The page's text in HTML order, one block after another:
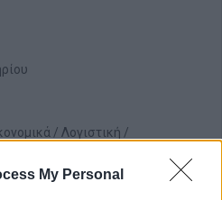
My Personal
/ Λογιστική /
πόστο